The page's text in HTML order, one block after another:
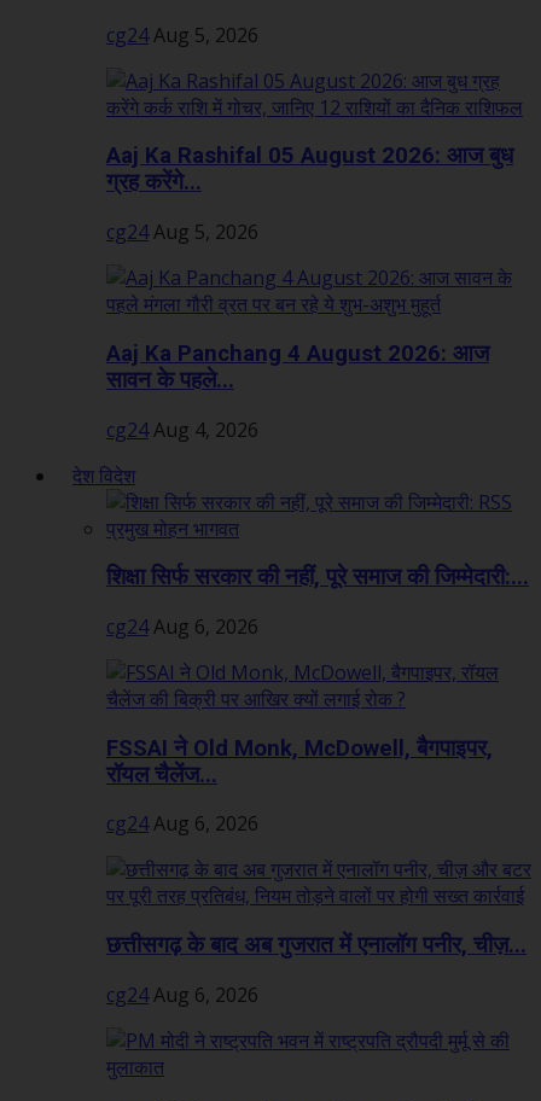
cg24Aug 5, 2026
Aaj Ka Rashifal 05 August 2026: आज बुध
ग्रह करेंगे...
cg24Aug 5, 2026
Aaj Ka Panchang 4 August 2026: आज
सावन के पहले...
cg24Aug 4, 2026
देश विदेश
शिक्षा सिर्फ सरकार की नहीं, पूरे समाज की जिम्मेदारी:...
cg24Aug 6, 2026
FSSAI ने Old Monk, McDowell, बैगपाइपर,
रॉयल चैलेंज...
cg24Aug 6, 2026
छत्तीसगढ़ के बाद अब गुजरात में एनालॉग पनीर, चीज़...
cg24Aug 6, 2026